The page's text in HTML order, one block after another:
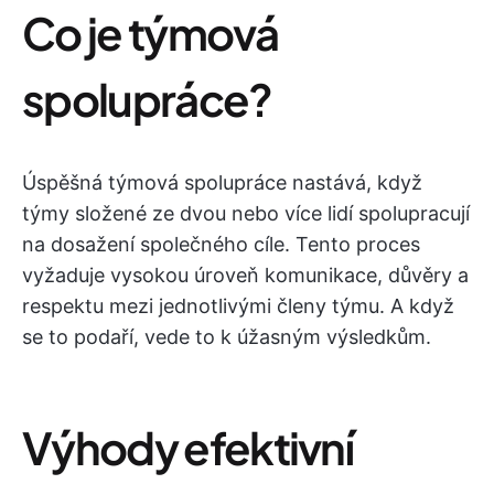
Co je týmová
spolupráce?
Úspěšná týmová spolupráce nastává, když
týmy složené ze dvou nebo více lidí spolupracují
na dosažení společného cíle. Tento proces
vyžaduje vysokou úroveň komunikace, důvěry a
respektu mezi jednotlivými členy týmu. A když
se to podaří, vede to k úžasným výsledkům.
Výhody efektivní